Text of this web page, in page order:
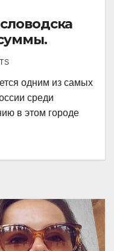
одним из самых
среди
в этом городе